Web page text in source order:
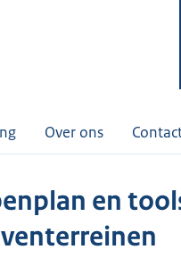
Over ons
en